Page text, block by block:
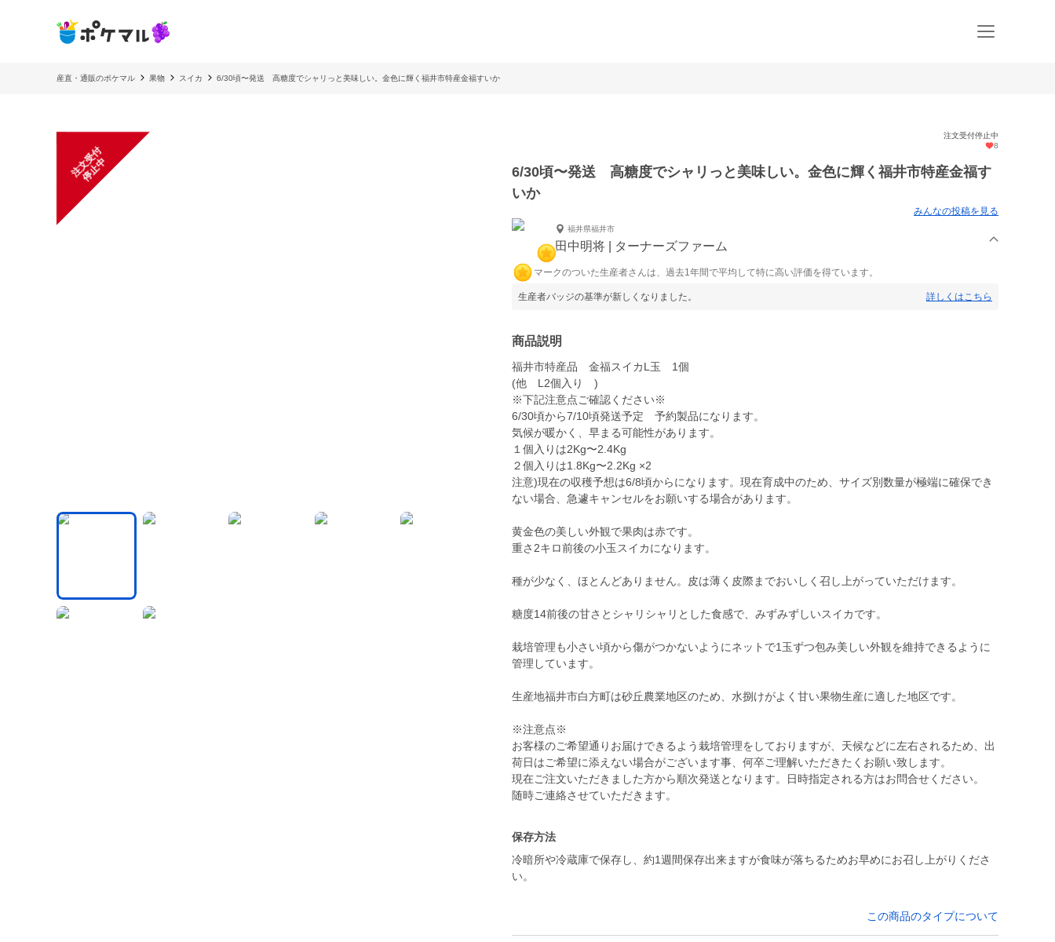
産直・通販のポケマル 果物 スイカ 6/30頃〜発送 高糖度でシャリっと美味しい。金色に輝く福井市特産金福すいか
注
文
受
付
停
止
中
注文受付停止中
8
6/30頃〜発送 高糖度でシャリっと美味しい。金色に輝く福井市特産金福す
いか
みんなの投稿を見る
福井県福井市
田中明将 | ターナーズファーム
マークのついた生産者さんは、過去1年間で平均して特に高い評価を得ています。
生産者バッジの基準が新しくなりました。 詳しくはこちら
商品説明
福井市特産品 金福スイカL玉 1個
(他 L2個入り )
※下記注意点ご確認ください※
6/30頃から7/10頃発送予定 予約製品になります。
気候が暖かく、早まる可能性があります。
１個入りは2Kg〜2.4Kg
２個入りは1.8Kg〜2.2Kg ×2
注意)現在の収穫予想は6/8頃からになります。現在育成中のため、サイズ別数量が極端に確保でき
ない場合、急遽キャンセルをお願いする場合があります。
黄金色の美しい外観で果肉は赤です。
重さ2キロ前後の小玉スイカになります。
種が少なく、ほとんどありません。皮は薄く皮際までおいしく召し上がっていただけます。
糖度14前後の甘さとシャリシャリとした食感で、みずみずしいスイカです。
栽培管理も小さい頃から傷がつかないようにネットで1玉ずつ包み美しい外観を維持できるように
管理しています。
生産地福井市白方町は砂丘農業地区のため、水捌けがよく甘い果物生産に適した地区です。
※注意点※
お客様のご希望通りお届けできるよう栽培管理をしておりますが、天候などに左右されるため、出
荷日はご希望に添えない場合がございます事、何卒ご理解いただきたくお願い致します。
現在ご注文いただきました方から順次発送となります。日時指定される方はお問合せください。
保存方法
冷暗所や冷蔵庫で保存し、約1週間保存出来ますが食味が落ちるためお早めにお召し上がりくださ
い。
この商品のタイプについて